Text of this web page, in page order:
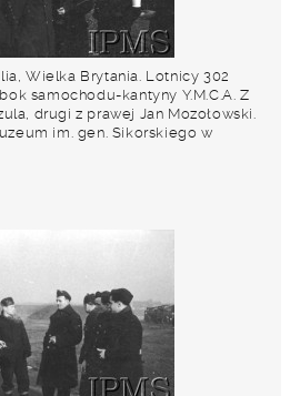
Wielka Brytania. Lotnicy 302
samochodu-kantyny Y.M.C.A. Z
drugi z prawej Jan Mozołowski.
im. gen. Sikorskiego w